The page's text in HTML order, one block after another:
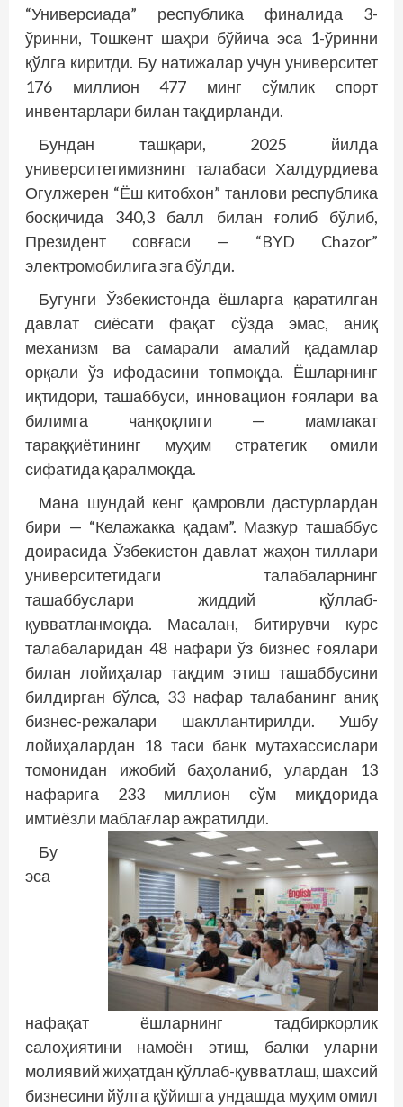
“Универсиада” республика финалида 3-
ўринни, Тошкент шаҳри бўйича эса 1-ўринни
қўлга киритди. Бу натижалар учун университет
176 миллион 477 минг сўмлик спорт
инвентарлари билан тақдирланди.
Бундан ташқари, 2025 йилда
университетимизнинг талабаси Халдурдиева
Огулжерен “Ёш китобхон” танлови республика
босқичида 340,3 балл билан ғолиб бўлиб,
Президент совғаси — “BYD Chazor”
электромобилига эга бўлди.
Бугунги Ўзбекистонда ёшларга қаратилган
давлат сиёсати фақат сўзда эмас, аниқ
механизм ва самарали амалий қадамлар
орқали ўз ифодасини топмоқда. Ёшларнинг
иқтидори, ташаббуси, инновацион ғоялари ва
билимга чанқоқлиги — мамлакат
тараққиётининг муҳим стратегик омили
сифатида қаралмоқда.
Мана шундай кенг қамровли дастурлардан
бири — “Келажакка қадам”. Мазкур ташаббус
доирасида Ўзбекистон давлат жаҳон тиллари
университетидаги талабаларнинг
ташаббуслари жиддий қўллаб-
қувватланмоқда. Масалан, битирувчи курс
талабаларидан 48 нафари ўз бизнес ғоялари
билан лойиҳалар тақдим этиш ташаббусини
билдирган бўлса, 33 нафар талабанинг аниқ
бизнес-режалари шакллантирилди. Ушбу
лойиҳалардан 18 таси банк мутахассислари
томонидан ижобий баҳоланиб, улардан 13
нафарига 233 миллион сўм миқдорида
имтиёзли маблағлар ажратилди.
Бу
эса
нафақат ёшларнинг тадбиркорлик
салоҳиятини намоён этиш, балки уларни
молиявий жиҳатдан қўллаб-қувватлаш, шахсий
бизнесини йўлга қўйишга ундашда муҳим омил